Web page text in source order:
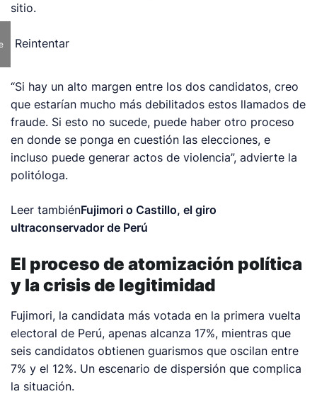
sitio.
Reintentar
“Si hay un alto margen entre los dos candidatos, creo
que estarían mucho más debilitados estos llamados de
fraude. Si esto no sucede, puede haber otro proceso
en donde se ponga en cuestión las elecciones, e
incluso puede generar actos de violencia”, advierte la
politóloga.
Leer tambiénFujimori o Castillo, el giro
ultraconservador de Perú
El proceso de atomización política
y la crisis de legitimidad
Fujimori, la candidata más votada en la primera vuelta
electoral de Perú, apenas alcanza 17%, mientras que
seis candidatos obtienen guarismos que oscilan entre
7% y el 12%. Un escenario de dispersión que complica
la situación.